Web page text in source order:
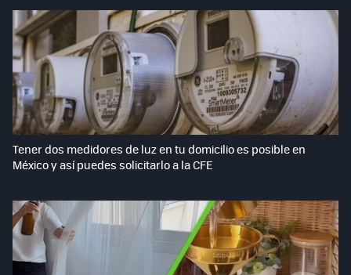
Tener dos medidores de luz en tu domicilio es posible en
México y así puedes solicitarlo a la CFE